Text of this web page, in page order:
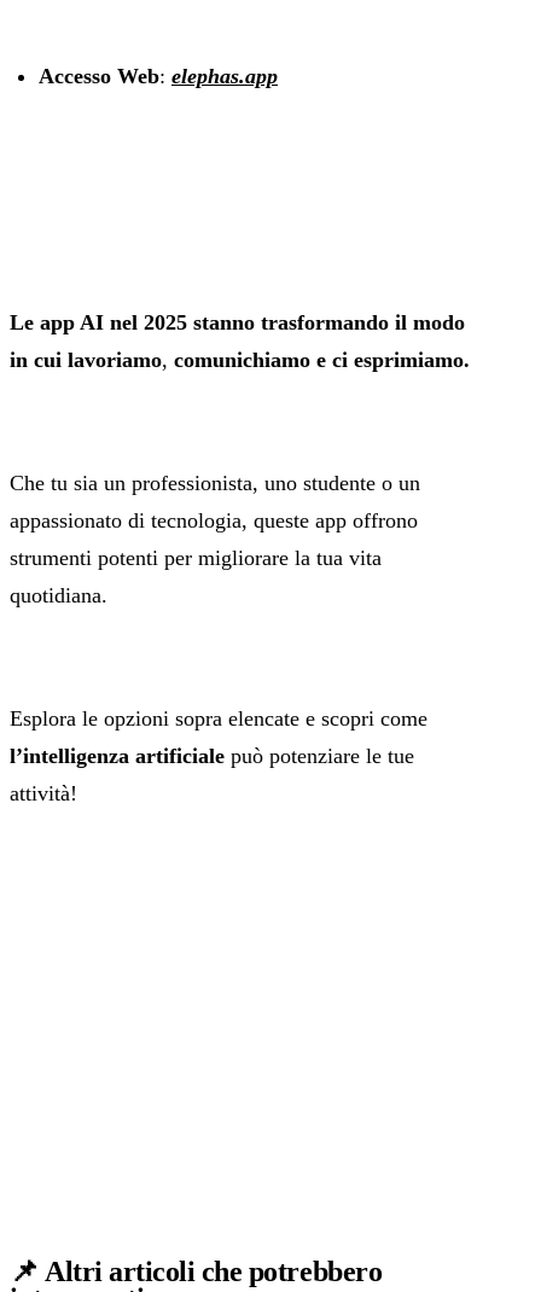
Accesso Web: elephas.app
Le app AI nel 2025 stanno trasformando il modo
in cui lavoriamo, comunichiamo e ci esprimiamo.
Che tu sia un professionista, uno studente o un
appassionato di tecnologia, queste app offrono
strumenti potenti per migliorare la tua vita
quotidiana.
Esplora le opzioni sopra elencate e scopri come
l’intelligenza artificiale può potenziare le tue
attività!
📌 Altri articoli che potrebbero